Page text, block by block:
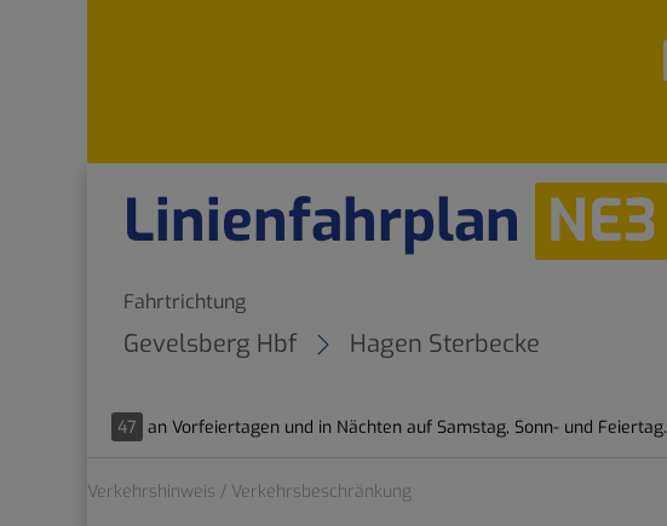
Linienfahrplan NE3
Fahrtrichtung
Gevelsberg Hbf Hagen Sterbecke
47 an Vorfeiertagen und in Nächten auf Samstag, Sonn- und Feiertag.
Verkehrshinweis / Verkehrsbeschränkung